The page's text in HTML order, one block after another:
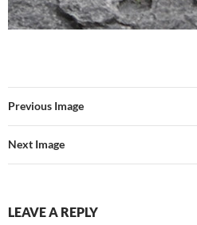
Previous Image
Next Image
LEAVE A REPLY